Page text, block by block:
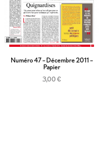
Numéro 47 – Décembre 2011 –
Papier
3,00€